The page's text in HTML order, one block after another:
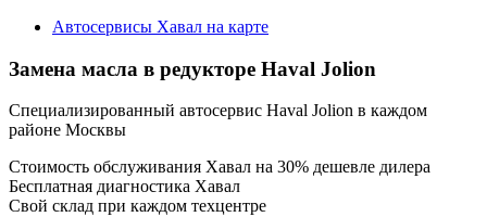
Автосервисы Хавал на карте
Замена масла в редукторе Haval Jolion
Специализированный автосервис Haval Jolion в каждом
районе Москвы
Стоимость обслуживания Хавал на 30% дешевле дилера
Бесплатная диагностика Хавал
Свой склад при каждом техцентре